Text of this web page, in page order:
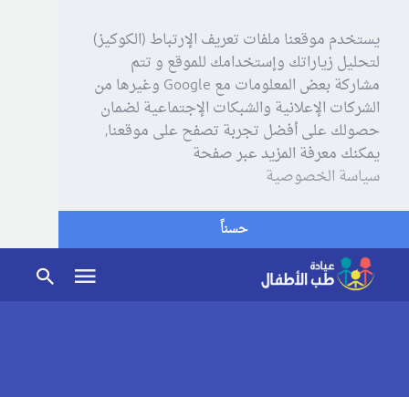
يستخدم موقعنا ملفات تعريف الإرتباط (الكوكيز)
لتحليل زياراتك وإستخدامك للموقع و تتم
مشاركة بعض المعلومات مع Google وغيرها من
الشركات الإعلانية والشبكات الإجتماعية لضمان
حصولك على أفضل تجربة تصفح على موقعنا,
يمكنك معرفة المزيد عبر صفحة
سياسة الخصوصية
حسناً